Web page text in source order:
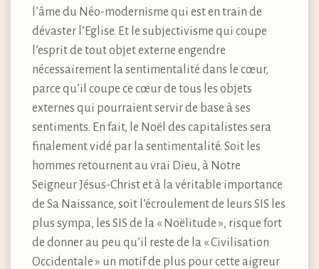
l’âme du Néo-modernisme qui est en train de
dévaster l’Eglise. Et le subjectivisme qui coupe
l’esprit de tout objet externe engendre
nécessairement la sentimentalité dans le cœur,
parce qu’il coupe ce cœur de tous les objets
externes qui pourraient servir de base à ses
sentiments. En fait, le Noël des capitalistes sera
finalement vidé par la sentimentalité. Soit les
hommes retournent au vrai Dieu, à Notre
Seigneur Jésus-Christ et à la véritable importance
de Sa Naissance, soit l’écroulement de leurs SIS les
plus sympa, les SIS de la « Noëlitude », risque fort
de donner au peu qu’il reste de la « Civilisation
Occidentale » un motif de plus pour cette aigreur